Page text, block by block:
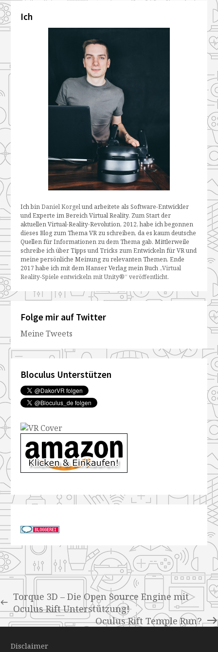
Ich
Ich binDaniel Korgelund arbeitete als Software-Entwickler
und Experte im Bereich Virtual Reality. Zum Start der
aktuellen Virtual-Reality-Revolution, 2012, habe ich begonnen
dieses Blog zum Thema VR zu schreiben, da es kaum deutsche
Quellen für Informationen zu dem Thema gab. Mittlerweile
schreibe ich über Tipps und Tricks zum Entwickeln für VR und
meine persönliche Meinung zu relevanten Themen. Ende
2017 habe ich mit dem Hanser Verlag mein Buch „Virtual
Reality-Spiele entwickeln mit Unity®“ veröffentlicht.
Folge mir auf Twitter
Meine Tweets
Bloculus Unterstützen
Torque 3D – Die Open Source Engine mit
Oculus Rift Unterstützung!
Oculus Rift Temple Run?
Disclaimer